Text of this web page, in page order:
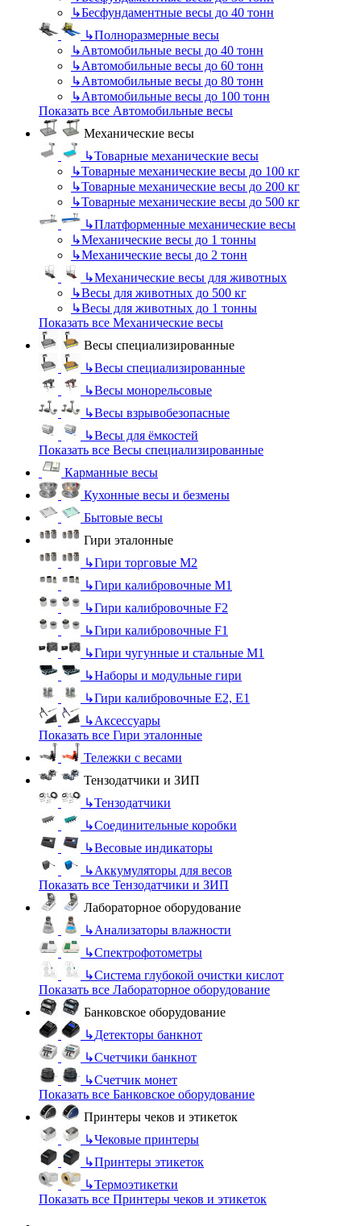
↳Бесфундаментные весы до 40 тонн
↳Полноразмерные весы
↳Автомобильные весы до 40 тонн
↳Автомобильные весы до 60 тонн
↳Автомобильные весы до 80 тонн
↳Автомобильные весы до 100 тонн
Показать все Автомобильные весы
Механические весы
↳Товарные механические весы
↳Товарные механические весы до 100 кг
↳Товарные механические весы до 200 кг
↳Товарные механические весы до 500 кг
↳Платформенные механические весы
↳Механические весы до 1 тонны
↳Механические весы до 2 тонн
↳Механические весы для животных
↳Весы для животных до 500 кг
↳Весы для животных до 1 тонны
Показать все Механические весы
Весы специализированные
↳Весы специализированные
↳Весы монорельсовые
↳Весы взрывобезопасные
↳Весы для ёмкостей
Показать все Весы специализированные
Карманные весы
Кухонные весы и безмены
Бытовые весы
Гири эталонные
↳Гири торговые М2
↳Гири калибровочные М1
↳Гири калибровочные F2
↳Гири калибровочные F1
↳Гири чугунные и стальные М1
↳Наборы и модульные гири
↳Гири калибровочные E2, Е1
↳Аксессуары
Показать все Гири эталонные
Тележки с весами
Тензодатчики и ЗИП
↳Тензодатчики
↳Соединительные коробки
↳Весовые индикаторы
↳Аккумуляторы для весов
Показать все Тензодатчики и ЗИП
Лабораторное оборудование
↳Анализаторы влажности
↳Спектрофотометры
↳Система глубокой очистки кислот
Показать все Лабораторное оборудование
Банковское оборудование
↳Детекторы банкнот
↳Счетчики банкнот
↳Счетчик монет
Показать все Банковское оборудование
Принтеры чеков и этикеток
↳Чековые принтеры
↳Принтеры этикеток
↳Термоэтикетки
Показать все Принтеры чеков и этикеток